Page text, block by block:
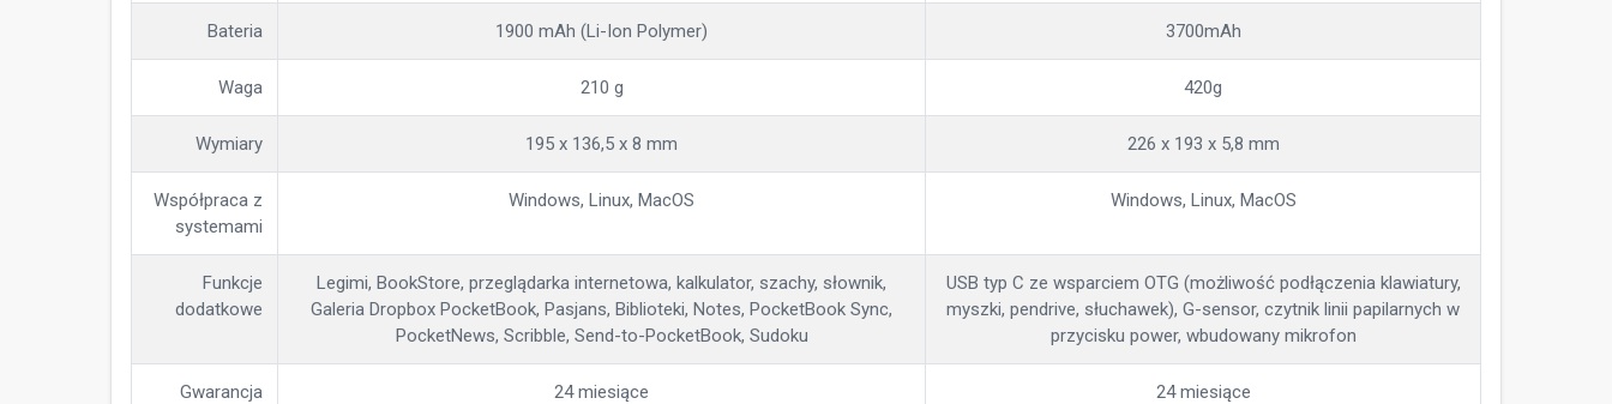
Bateria 1900 mAh (Li-Ion Polymer) 3700mAh
Waga 210 g 420g
Wymiary 195 x 136,5 x 8 mm 226 x 193 x 5,8 mm
Współpraca z
systemami
Windows, Linux, MacOS Windows, Linux, MacOS
Funkcje
dodatkowe
Legimi, BookStore, przeglądarka internetowa, kalkulator, szachy, słownik,
Galeria Dropbox PocketBook, Pasjans, Biblioteki, Notes, PocketBook Sync,
PocketNews, Scribble, Send-to-PocketBook, Sudoku
USB typ C ze wsparciem OTG (możliwość podłączenia klawiatury,
myszki, pendrive, słuchawek), G-sensor, czytnik linii papilarnych w
przycisku power, wbudowany mikrofon
Gwarancja 24 miesiące 24 miesiące